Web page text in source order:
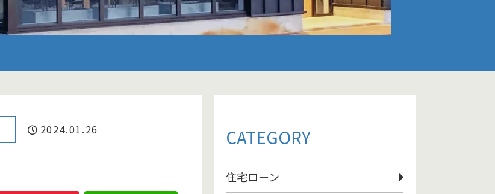
2024.01.26 CATEGORY
住宅ローン